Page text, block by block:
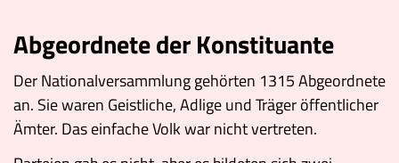
Abgeordnete der Konstituante
Der Nationalversammlung gehörten 1315 Abgeordnete
an. Sie waren Geistliche, Adlige und Träger öffentlicher
Ämter. Das einfache Volk war nicht vertreten.